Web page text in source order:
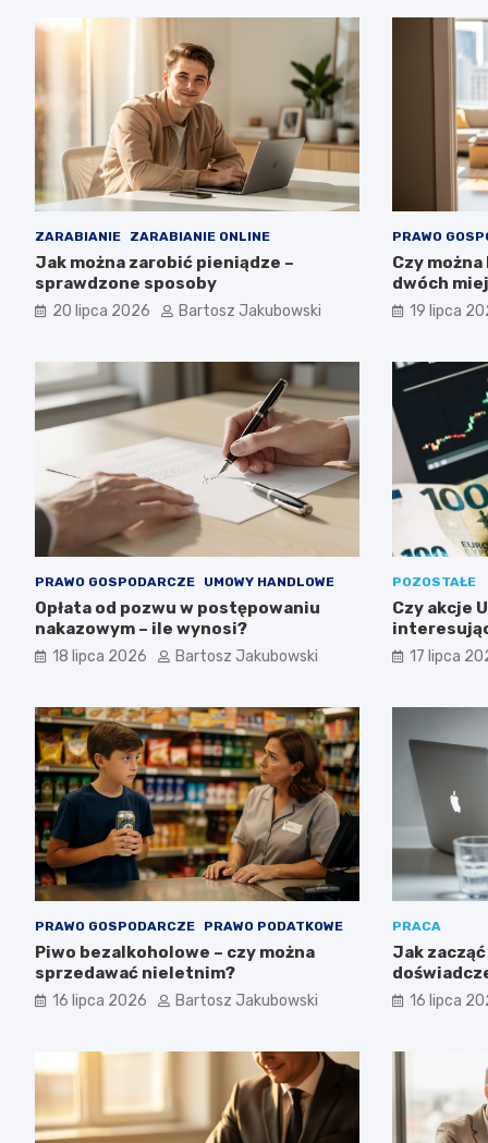
ZARABIANIE ZARABIANIE ONLINE
Jak można zarobić pieniądze –
sprawdzone sposoby
20 lipca 2026 Bartosz Jakubowski
PRAWO
Czy
dwóch
19 lipca
PRAWO GOSPODARCZE UMOWY HANDLOWE
Opłata od pozwu w postępowaniu
nakazowym – ile wynosi?
18 lipca 2026 Bartosz Jakubowski
POZOSTAŁE
Czy akcje
17 lipca
PRAWO GOSPODARCZE PRAWO PODATKOWE
Piwo bezalkoholowe – czy można
sprzedawać nieletnim?
16 lipca 2026 Bartosz Jakubowski
PRACA
Jak
16 lipca